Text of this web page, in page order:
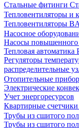
Стальные фитинги
Тепловентиляторы и
Тепловентиляторы
Насосное
Насосы повышенного
Тепловая автоматика
Регуляторы
распределительные
Отопительные
Электрические
Учет энергоресурсов
Квартирные счетчики
Трубы из сшитого
Трубы из сшитого